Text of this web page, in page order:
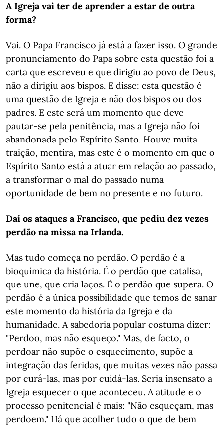
A Igreja vai ter de aprender a estar de outra
forma?
Vai. O Papa Francisco já está a fazer isso. O grande
pronunciamento do Papa sobre esta questão foi a
carta que escreveu e que dirigiu ao povo de Deus,
não a dirigiu aos bispos. E disse: esta questão é
uma questão de Igreja e não dos bispos ou dos
padres. E este será um momento que deve
pautar-se pela penitência, mas a Igreja não foi
abandonada pelo Espírito Santo. Houve muita
traição, mentira, mas este é o momento em que o
Espírito Santo está a atuar em relação ao passado,
a transformar o mal do passado numa
oportunidade de bem no presente e no futuro.
Daí os ataques a Francisco, que pediu dez vezes
perdão na missa na Irlanda.
Mas tudo começa no perdão. O perdão é a
bioquímica da história. É o perdão que catalisa,
que une, que cria laços. É o perdão que supera. O
perdão é a única possibilidade que temos de sanar
este momento da história da Igreja e da
humanidade. A sabedoria popular costuma dizer:
"Perdoo, mas não esqueço." Mas, de facto, o
perdoar não supõe o esquecimento, supõe a
integração das feridas, que muitas vezes não passa
por curá-las, mas por cuidá-las. Seria insensato a
Igreja esquecer o que aconteceu. A atitude e o
processo penitencial é mais: "Não esqueçam, mas
perdoem." Há que acolher tudo o que de bem